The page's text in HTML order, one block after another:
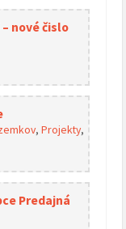
nové čislo
, Projekty,
Predajná